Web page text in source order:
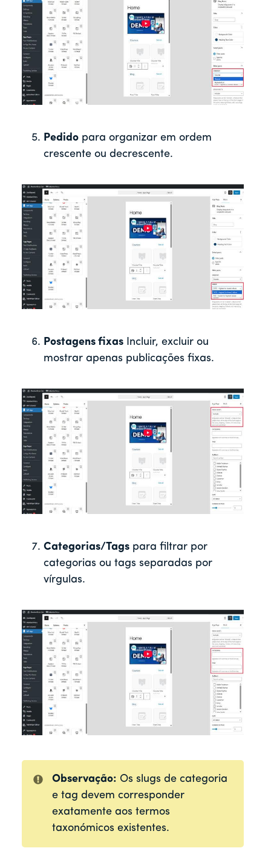
Pedido para organizar em ordem
crescente ou decrescente.
Postagens fixas Incluir, excluir ou
mostrar apenas publicações fixas.
Categorias/Tags para filtrar por
categorias ou tags separadas por
vírgulas.
Observação: Os slugs de categoria
e tag devem corresponder
exatamente aos termos
taxonómicos existentes.